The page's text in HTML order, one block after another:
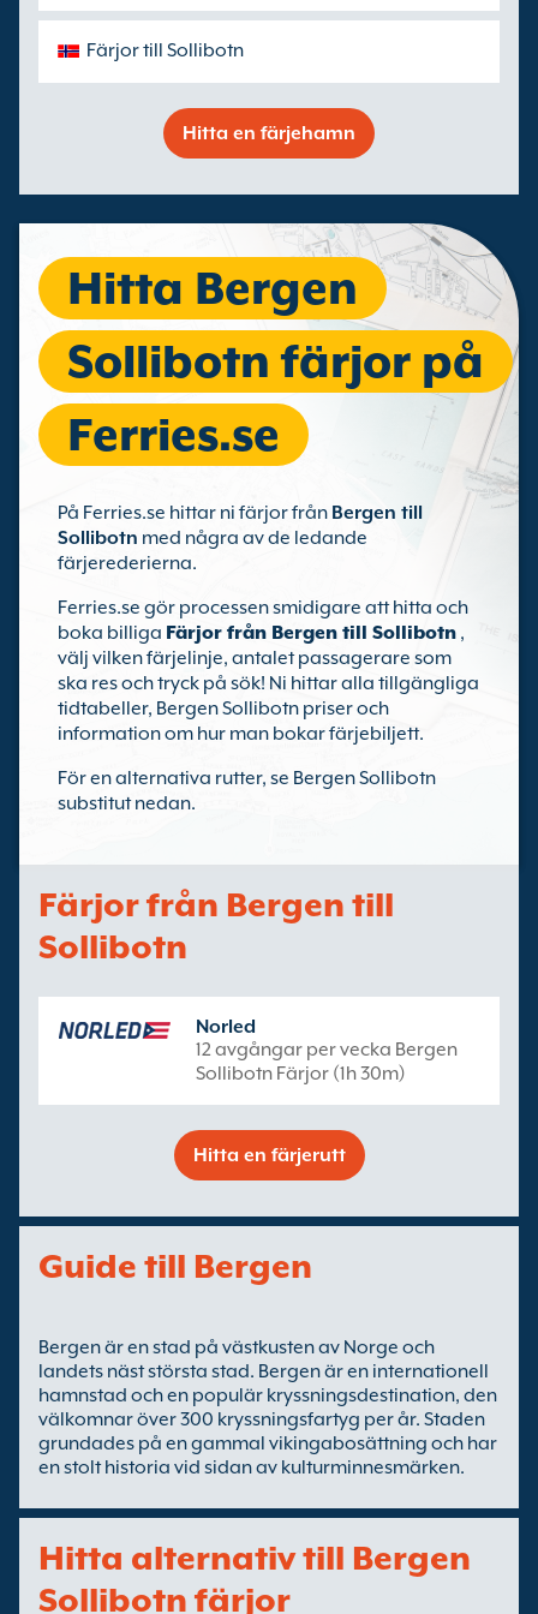
Färjor till Sollibotn
Hitta en färjehamn
Hitta Bergen
Sollibotn färjor på
Ferries.se
På Ferries.se hittar ni färjor från Bergen till
Sollibotn med några av de ledande
färjerederierna.
Ferries.se gör processen smidigare att hitta och
boka billiga Färjor från Bergen till Sollibotn ,
välj vilken färjelinje, antalet passagerare som
ska res och tryck på sök! Ni hittar alla tillgängliga
tidtabeller, Bergen Sollibotn priser och
information om hur man bokar färjebiljett.
För en alternativa rutter, se Bergen Sollibotn
substitut nedan.
Färjor från Bergen till
Sollibotn
Norled
12 avgångar per vecka Bergen
Sollibotn Färjor (1h 30m)
Hitta en färjerutt
Guide till Bergen
Bergen är en stad på västkusten av Norge och
landets näst största stad. Bergen är en internationell
hamnstad och en populär kryssningsdestination, den
välkomnar över 300 kryssningsfartyg per år. Staden
grundades på en gammal vikingabosättning och har
en stolt historia vid sidan av kulturminnesmärken.
Hitta alternativ till Bergen
Sollibotn färjor